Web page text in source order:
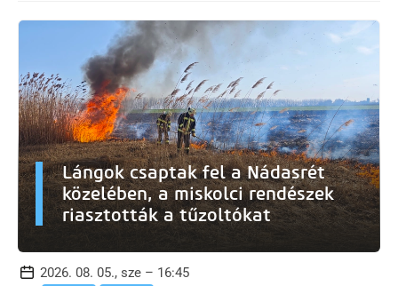
Lángok csaptak fel a Nádasrét
közelében, a miskolci rendészek
riasztották a tűzoltókat
2026. 08. 05., sze – 16:45